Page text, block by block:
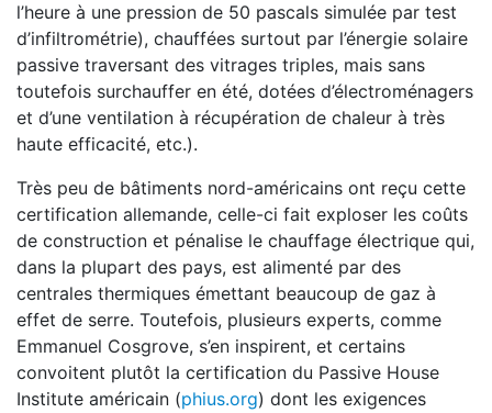
l’heure à une pression de 50 pascals simulée par test
d’infiltrométrie), chauffées surtout par l’énergie solaire
passive traversant des vitrages triples, mais sans
toutefois surchauffer en été, dotées d’électroménagers
et d’une ventilation à récupération de chaleur à très
haute efficacité, etc.).
Très peu de bâtiments nord-américains ont reçu cette
certification allemande, celle-ci fait exploser les coûts
de construction et pénalise le chauffage électrique qui,
dans la plupart des pays, est alimenté par des
centrales thermiques émettant beaucoup de gaz à
effet de serre. Toutefois, plusieurs experts, comme
Emmanuel Cosgrove, s’en inspirent, et certains
convoitent plutôt la certification du Passive House
Institute américain (phius.org) dont les exigences